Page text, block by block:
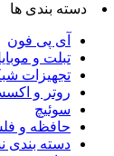
دسته بندی ها
آی پی فون
تبلت و
تجهیزات
روتر و
سوئیچ
حافظه و
دسته بندی